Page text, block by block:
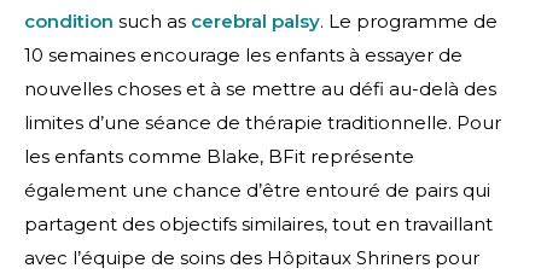
condition such as cerebral palsy. Le programme de
10 semaines encourage les enfants à essayer de
nouvelles choses et à se mettre au défi au-delà des
limites d’une séance de thérapie traditionnelle. Pour
les enfants comme Blake, BFit représente
également une chance d’être entouré de pairs qui
partagent des objectifs similaires, tout en travaillant
avec l’équipe de soins des Hôpitaux Shriners pour